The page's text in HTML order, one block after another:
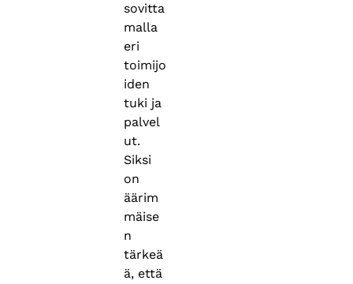
sovitta
malla
eri
toimijo
iden
tuki ja
palvel
ut.
Siksi
on
äärim
mäise
n
tärkeä
ä, että